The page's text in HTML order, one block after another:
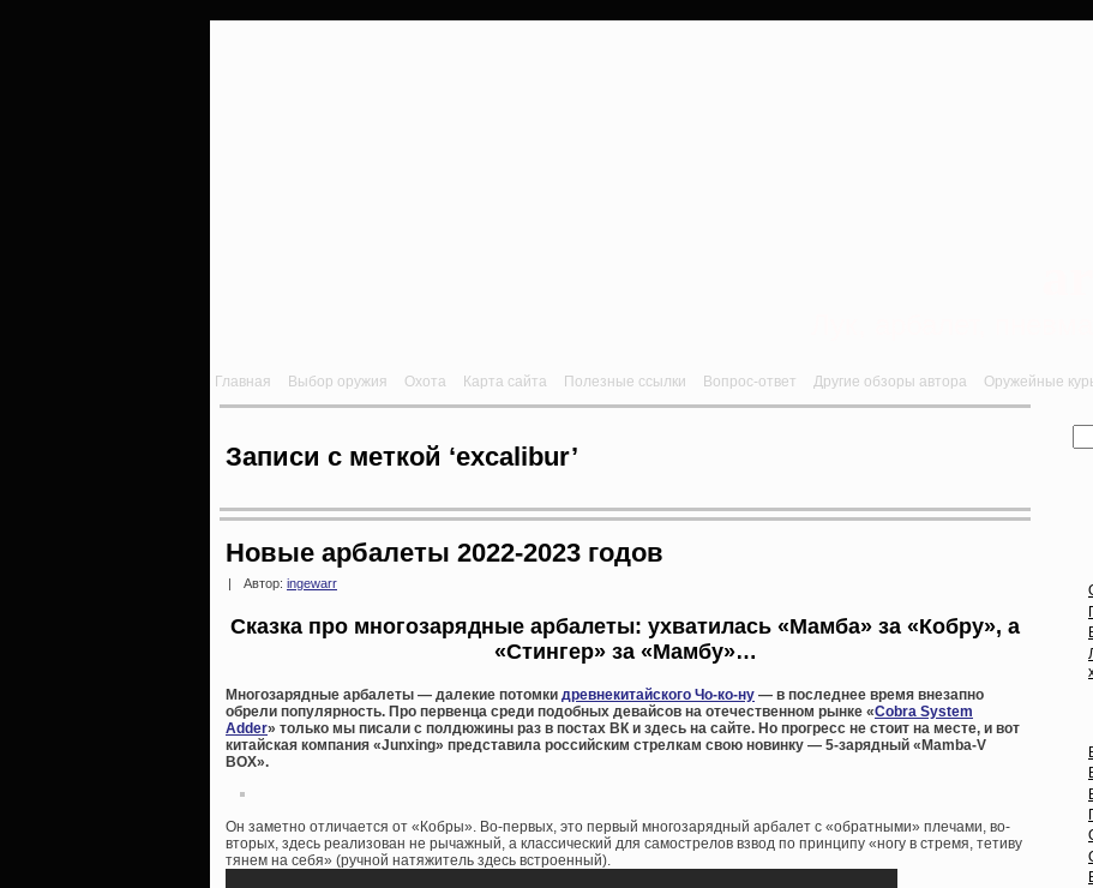
Главная Выбор оружия Охота Карта сайта Полезные ссылки Вопрос-ответ Другие обзоры автора Оружейные
Записи с меткой ‘excalibur’
Новые арбалеты 2022-2023 годов
Автор: ingewarr
Сказка про многозарядные арбалеты: ухватилась «Мамба» за «Кобру», а
«Стингер» за «Мамбу»…
Многозарядные арбалеты — далекие потомки древнекитайского Чо-ко-ну — в последнее время внезапно
обрели популярность. Про первенца среди подобных девайсов на отечественном рынке «Cobra System
Adder» только мы писали с полдюжины раз в постах ВК и здесь на сайте. Но прогресс не стоит на месте, и вот
китайская компания «Junxing» представила российским стрелкам свою новинку — 5-зарядный «Mamba-V
BOX».
Он заметно отличается от «Кобры». Во-первых, это первый многозарядный арбалет с «обратными» плечами, во-
вторых, здесь реализован не рычажный, а классический для самострелов взвод по принципу «ногу в стремя, тетиву
тянем на себя» (ручной натяжитель здесь встроенный).